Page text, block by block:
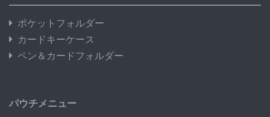
ポケットフォルダー
カードキーケース
ペン＆カードフォルダー
パウチメニュー